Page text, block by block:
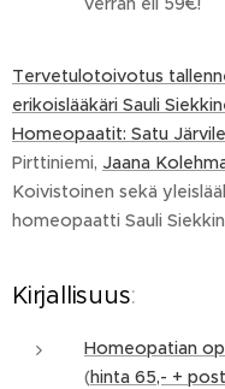
Tervetulotoivotus
erikoislääkäri Sauli
Homeopaatit: Satu
Pirttiniemi, Jaana
Koivistoinen sekä
homeopaatti Sauli
Kirjallisuus:
Homeopatian
(hinta 65,- +